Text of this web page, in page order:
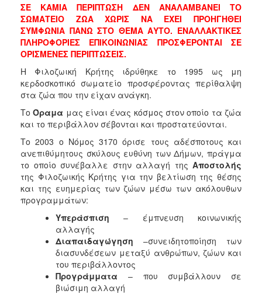
ΣΕ ΚΑΜΙΑ ΠΕΡΙΠΤΩΣΗ ΔΕΝ ΑΝΑΛΑΜΒΑΝΕΙ ΤΟ
ΣΩΜΑΤΕΙΟ ΖΩΑ ΧΩΡΙΣ ΝΑ ΕΧΕΙ ΠΡΟΗΓΗΘΕΙ
ΣΥΜΦΩΝΙΑ ΠΑΝΩ ΣΤΟ ΘΕΜΑ ΑΥΤΟ. ΕΝΑΛΛΑΚΤΙΚΕΣ
ΠΛΗΡΟΦΟΡΙΕΣ ΕΠΙΚΟΙΝΩΝΙΑΣ ΠΡΟΣΦΕΡΟΝΤΑΙ ΣΕ
ΟΡΙΣΜΕΝΕΣ ΠΕΡΙΠΤΩΣΕΙΣ.
Η Φιλοζωική Κρήτης ιδρύθηκε το 1995 ως μη
κερδοσκοπικό σωματείο προσφέροντας περίθαλψη
στα ζώα που την είχαν ανάγκη.
ΤοΌραμα μας είναι ένας κόσμος στον οποίο τα ζώα
και το περιβάλλον σέβονται και προστατεύονται.
Το 2003 ο Νόμος 3170 όρισε τους αδέσποτους και
ανεπιθύμητους σκύλους ευθύνη των Δήμων, πράγμα
το οποίο συνέβαλλε στην αλλαγή της Αποστολής
της Φιλοζωικής Κρήτης για την βελτίωση της θέσης
και της ευημερίας των ζώων μέσω των ακόλουθων
προγραμμάτων:
Υπεράσπιση – έμπνευση κοινωνικής
αλλαγής
Διαπαιδαγώγηση –συνειδητοποίηση των
διασυνδέσεων μεταξύ ανθρώπων, ζώων και
του περιβάλλοντος
Προγράμματα – που συμβάλλουν σε
βιώσιμη αλλαγή